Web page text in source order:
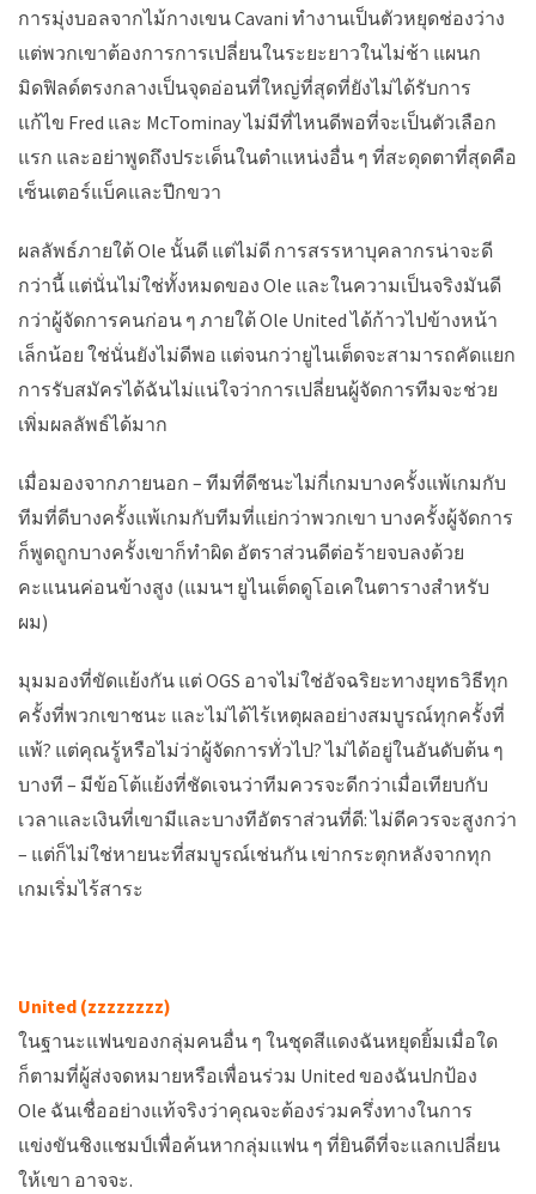
การมุ่งบอลจากไม้กางเขน Cavani ทำงานเป็นตัวหยุดช่องว่าง
แต่พวกเขาต้องการการเปลี่ยนในระยะยาวในไม่ช้า แผนก
มิดฟิลด์ตรงกลางเป็นจุดอ่อนที่ใหญ่ที่สุดที่ยังไม่ได้รับการ
แก้ไข Fred และ McTominay ไม่มีที่ไหนดีพอที่จะเป็นตัวเลือก
แรก และอย่าพูดถึงประเด็นในตำแหน่งอื่น ๆ ที่สะดุดตาที่สุดคือ
เซ็นเตอร์แบ็คและปีกขวา
ผลลัพธ์ภายใต้ Ole นั้นดี แต่ไม่ดี การสรรหาบุคลากรน่าจะดี
กว่านี้ แต่นั่นไม่ใช่ทั้งหมดของ Ole และในความเป็นจริงมันดี
กว่าผู้จัดการคนก่อน ๆ ภายใต้ Ole United ได้ก้าวไปข้างหน้า
เล็กน้อย ใช่นั่นยังไม่ดีพอ แต่จนกว่ายูไนเต็ดจะสามารถคัดแยก
การรับสมัครได้ฉันไม่แน่ใจว่าการเปลี่ยนผู้จัดการทีมจะช่วย
เพิ่มผลลัพธ์ได้มาก
เมื่อมองจากภายนอก – ทีมที่ดีชนะไม่กี่เกมบางครั้งแพ้เกมกับ
ทีมที่ดีบางครั้งแพ้เกมกับทีมที่แย่กว่าพวกเขา บางครั้งผู้จัดการ
ก็พูดถูกบางครั้งเขาก็ทำผิด อัตราส่วนดีต่อร้ายจบลงด้วย
คะแนนค่อนข้างสูง (แมนฯ ยูไนเต็ดดูโอเคในตารางสำหรับ
ผม)
มุมมองที่ขัดแย้งกัน แต่ OGS อาจไม่ใช่อัจฉริยะทางยุทธวิธีทุก
ครั้งที่พวกเขาชนะ และไม่ได้ไร้เหตุผลอย่างสมบูรณ์ทุกครั้งที่
แพ้? แต่คุณรู้หรือไม่ว่าผู้จัดการทั่วไป? ไม่ได้อยู่ในอันดับต้น ๆ
บางที – มีข้อโต้แย้งที่ชัดเจนว่าทีมควรจะดีกว่าเมื่อเทียบกับ
เวลาและเงินที่เขามีและบางทีอัตราส่วนที่ดี: ไม่ดีควรจะสูงกว่า
– แต่ก็ไม่ใช่หายนะที่สมบูรณ์เช่นกัน เข่ากระตุกหลังจากทุก
เกมเริ่มไร้สาระ
United (zzzzzzzz)
ในฐานะแฟนของกลุ่มคนอื่น ๆ ในชุดสีแดงฉันหยุดยิ้มเมื่อใด
ก็ตามที่ผู้ส่งจดหมายหรือเพื่อนร่วม United ของฉันปกป้อง
Ole ฉันเชื่ออย่างแท้จริงว่าคุณจะต้องร่วมครึ่งทางในการ
แข่งขันชิงแชมป์เพื่อค้นหากลุ่มแฟน ๆ ที่ยินดีที่จะแลกเปลี่ยน
ให้เขา อาจจะ.